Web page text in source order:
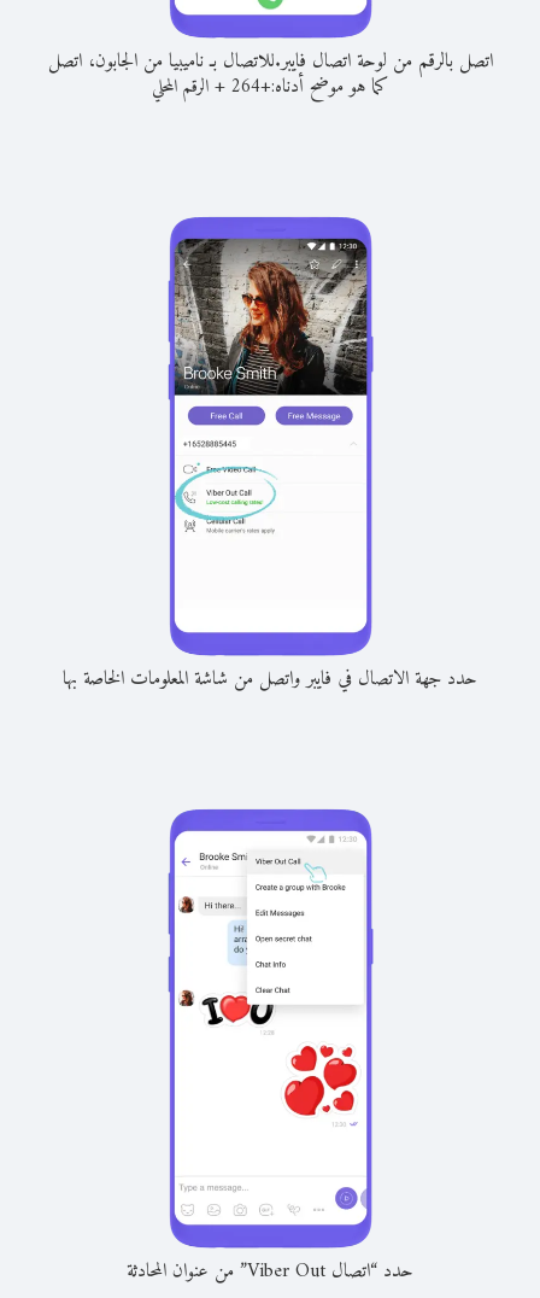
اتصل بالرقم من لوحة اتصال فايبر.للاتصال بـ ناميبيا من الجابون، اتصل
كما هو موضح أدناه:+
264
+الرقم المحلي
حدد جهة الاتصال في فايبر واتصل من شاشة المعلومات الخاصة بها
حدد “اتصال Viber Out” من عنوان المحادثة